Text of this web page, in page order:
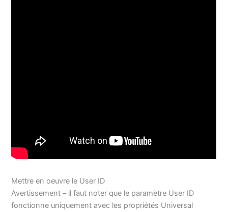
Mettre en oeuvre le User ID
Avertissement – il faut noter que le paramètre User ID
fonctionne uniquement avec les propriétés Universal